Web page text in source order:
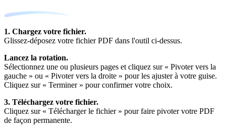
1. Chargez votre fichier.
Glissez-déposez votre fichier PDF dans l'outil ci-dessus.
Lancez la rotation.
Sélectionnez une ou plusieurs pages et cliquez sur « Pivoter vers la
gauche » ou « Pivoter vers la droite » pour les ajuster à votre guise.
Cliquez sur « Terminer » pour confirmer votre choix.
3. Téléchargez votre fichier.
Cliquez sur « Télécharger le fichier » pour faire pivoter votre PDF
de façon permanente.